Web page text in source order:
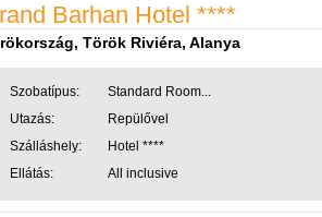
Barhan Hotel ****
Török Riviéra, Alanya
Szobatípus:
Standard Room...
Utazás:
Repülővel
Szálláshely:
Hotel ****
Ellátás:
All inclusive